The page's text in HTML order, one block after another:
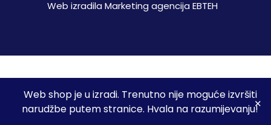
Web shop je u izradi. Trenutno nije moguće izvršiti
narudžbe putem stranice. Hvala na razumijevanju!
Web izradila Marketing agencija EBTEH
Moj račun